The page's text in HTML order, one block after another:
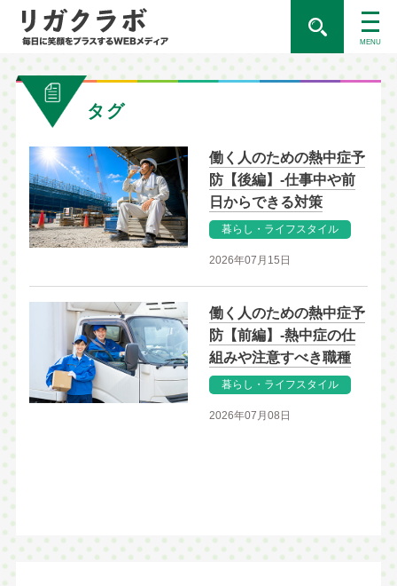
MENU
タグ
働く人のための熱中症予
防【後編】-仕事中や前
日からできる対策
暮らし・ライフスタイル
2026年07月15日
働く人のための熱中症予
防【前編】-熱中症の仕
組みや注意すべき職種
暮らし・ライフスタイル
2026年07月08日